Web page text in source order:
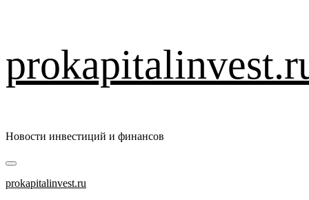
к
содержимому
Новости инвестиций и финансов
Основное
меню
prokapitalinvest.ru